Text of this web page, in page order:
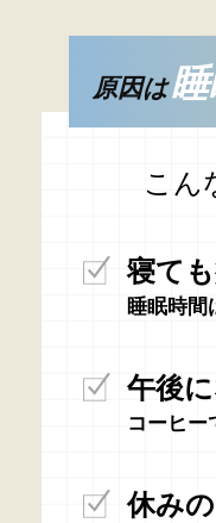
原因は
こん
寝て
睡眠時間
午後
コーヒー
休み